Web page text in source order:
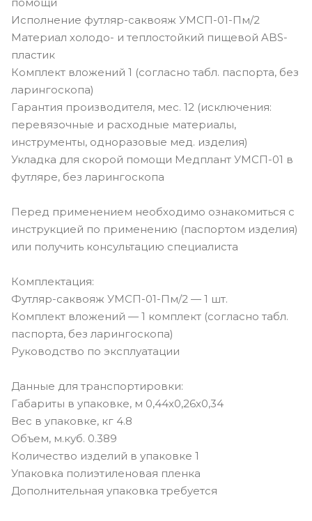
Исполнение футляр-саквояж УМСП-01-Пм/2
Материал холодо- и теплостойкий пищевой ABS-
пластик
Комплект вложений 1 (согласно табл. паспорта, без
ларингоскопа)
Гарантия производителя, мес. 12 (исключения:
перевязочные и расходные материалы,
инструменты, одноразовые мед. изделия)
Укладка для скорой помощи Медплант УМСП-01 в
футляре, без ларингоскопа
Перед применением необходимо ознакомиться с
инструкцией по применению (паспортом изделия)
или получить консультацию специалиста
Комплектация:
Футляр-саквояж УМСП-01-Пм/2 — 1 шт.
Комплект вложений — 1 комплект (согласно табл.
паспорта, без ларингоскопа)
Руководство по эксплуатации
Данные для транспортировки:
Габариты в упаковке, м 0,44х0,26х0,34
Вес в упаковке, кг 4.8
Объем, м.куб. 0.389
Количество изделий в упаковке 1
Упаковка полиэтиленовая пленка
Дополнительная упаковка требуется